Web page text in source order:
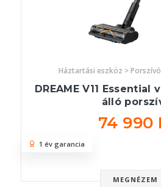
Háztartási eszköz >
DREAME V11
álló
74 990
MEGNÉZEM
1 év garancia